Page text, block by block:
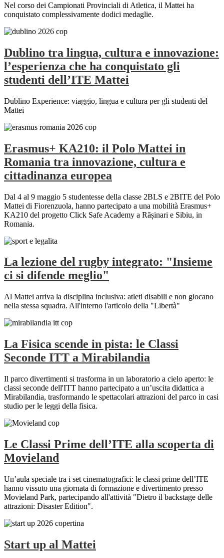
Nel corso dei Campionati Provinciali di Atletica, il Mattei ha
conquistato complessivamente dodici medaglie.
Dublino tra lingua, cultura e innovazione:
l’esperienza che ha conquistato gli
studenti dell’ITE Mattei
Dublino Experience: viaggio, lingua e cultura per gli studenti del
Mattei
Erasmus+ KA210: il Polo Mattei in
Romania tra innovazione, cultura e
cittadinanza europea
Dal 4 al 9 maggio 5 studentesse della classe 2BLS e 2BITE del Polo
Mattei di Fiorenzuola, hanno partecipato a una mobilità Erasmus+
KA210 del progetto Click Safe Academy a Rășinari e Sibiu, in
Romania.
La lezione del rugby integrato: "Insieme
ci si difende meglio"
Al Mattei arriva la disciplina inclusiva: atleti disabili e non giocano
nella stessa squadra. All'interno l'articolo della "Libertà"
La Fisica scende in pista: le Classi
Seconde ITT a Mirabilandia
Il parco divertimenti si trasforma in un laboratorio a cielo aperto: le
classi seconde dell'ITT hanno partecipato a un’uscita didattica a
Mirabilandia, trasformando le spettacolari attrazioni del parco in casi
studio per le leggi della fisica.
Le Classi Prime dell’ITE alla scoperta di
Movieland
Un’aula speciale tra i set cinematografici: le classi prime dell’ITE
hanno vissuto una giornata di formazione e divertimento presso
Movieland Park, partecipando all'attività "Dietro il backstage delle
attrazioni: Disaster Edition".
Start up al Mattei